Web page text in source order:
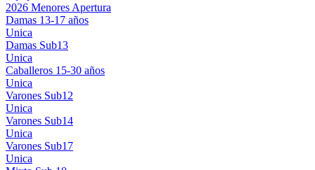
2026 Menores Apertura
Damas 13-17 años
Unica
Damas Sub13
Unica
Caballeros 15-30 años
Unica
Varones Sub12
Unica
Varones Sub14
Unica
Varones Sub17
Unica